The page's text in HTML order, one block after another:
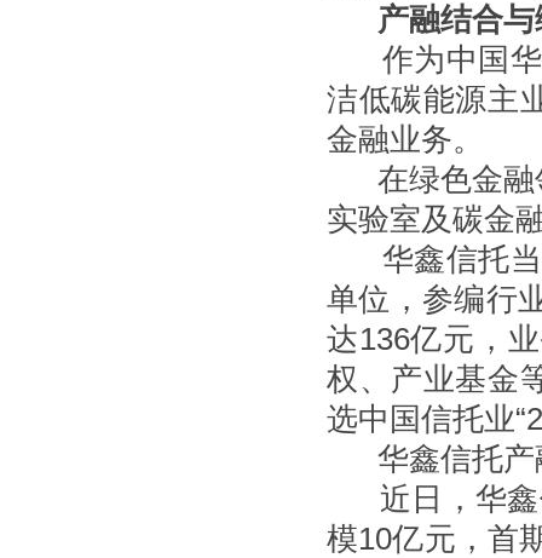
产融结合
作为中国华
洁低碳能源主
金融业务。
在绿色金融
实验室及碳金
华鑫信托当
单位，参编行
达136亿元，
权、产业基金
选中国信托业
华鑫信托产
近日，华鑫
模10亿元，首